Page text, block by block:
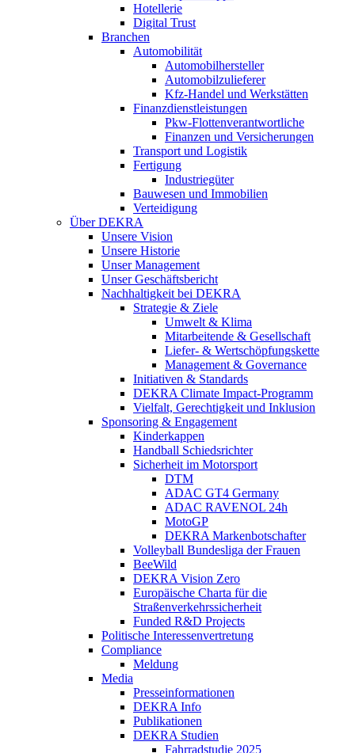
Hotellerie
Digital Trust
Branchen
Automobilität
Automobilhersteller
Automobilzulieferer
Kfz-Handel und Werkstätten
Finanzdienstleistungen
Pkw‑Flottenverantwortliche
Finanzen und Versicherungen
Transport und Logistik
Fertigung
Industriegüter
Bauwesen und Immobilien
Verteidigung
Über DEKRA
Unsere Vision
Unsere Historie
Unser Management
Unser Geschäftsbericht
Nachhaltigkeit bei DEKRA
Strategie & Ziele
Umwelt & Klima
Mitarbeitende & Gesellschaft
Liefer- & Wertschöpfungskette
Management & Governance
Initiativen & Standards
DEKRA Climate Impact-Programm
Vielfalt, Gerechtigkeit und Inklusion​
Sponsoring & Engagement
Kinderkappen
Handball Schiedsrichter
Sicherheit im Motorsport
DTM
ADAC GT4 Germany
ADAC RAVENOL 24h
MotoGP
DEKRA Markenbotschafter
Volleyball Bundesliga der Frauen
BeeWild
DEKRA Vision Zero
Europäische Charta für die
Straßenverkehrssicherheit
Funded R&D Projects
Politische Interessenvertretung
Compliance
Meldung
Media
Presseinformationen
DEKRA Info
Publikationen
DEKRA Studien
Fahrradstudie 2025